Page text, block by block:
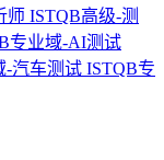
师 ISTQB高级-测
专业域-AI测试
-汽车测试 ISTQB专